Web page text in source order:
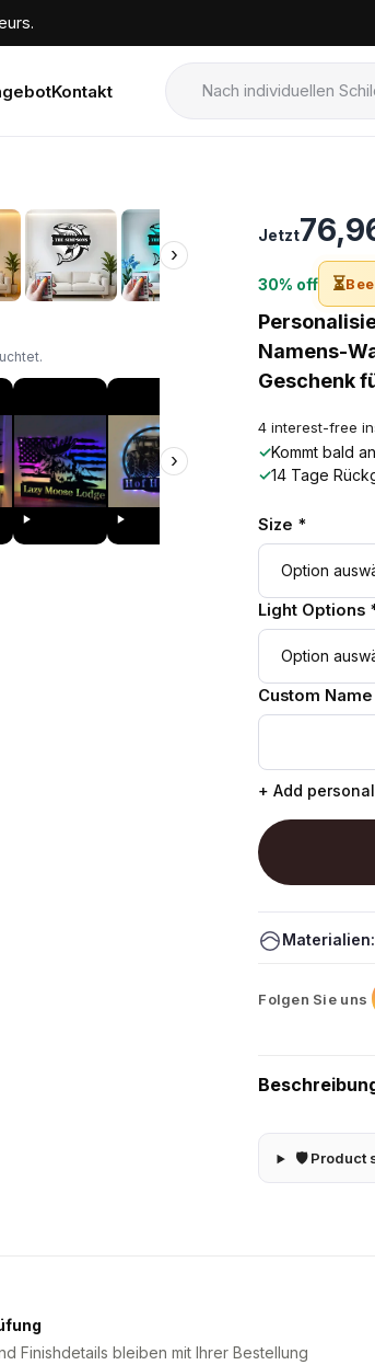
Kontakt
›
›
›
Jetzt
30% off ⏳
Namens-
Geschenk
4 interest-free
✓Kommt bald
✓14 Tage
Size *
Light Options
Custom
+ Add
Materialien:
Folgen Sie uns
🛡 Product
Finishdetails bleiben mit Ihrer Bestellung